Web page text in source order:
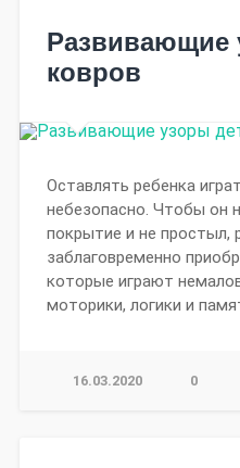
Развивающие
ковров
Оставлять ребенка
небезопасно. Чтобы он
покрытие и не простыл,
заблаговременно
которые играют
моторики, логики и
16.03.2020 0